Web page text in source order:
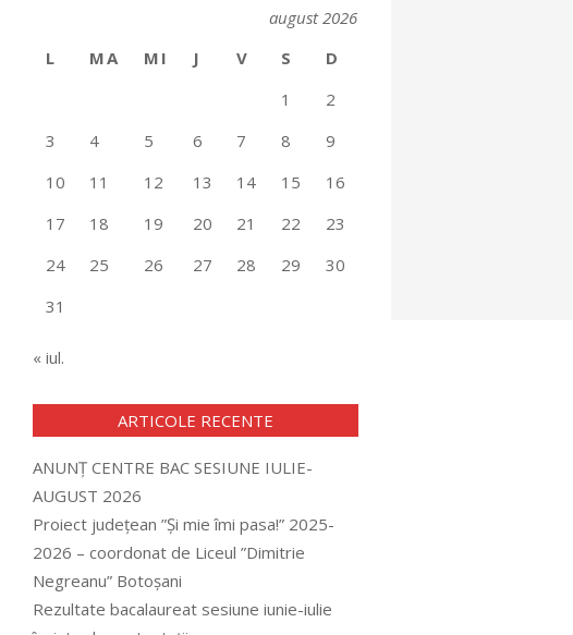
august 2026
L
MA MI J V S
D
1
2
3
4 5 6 7 8
9
10
11 12 13 14 15
16
17
18 19 20 21 22
23
24
25 26 27 28 29
30
31
« iul.
ARTICOLE RECENTE
ANUNȚ CENTRE BAC SESIUNE IULIE-
AUGUST 2026
Proiect județean ”Și mie îmi pasa!” 2025-
2026 – coordonat de Liceul ”Dimitrie
Negreanu” Botoșani
Rezultate bacalaureat sesiune iunie-iulie